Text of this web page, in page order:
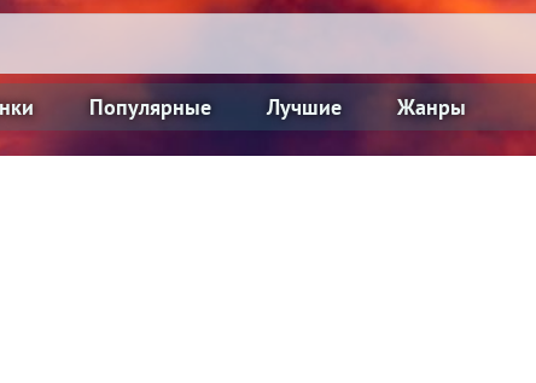
Популярные Лучшие Жанры